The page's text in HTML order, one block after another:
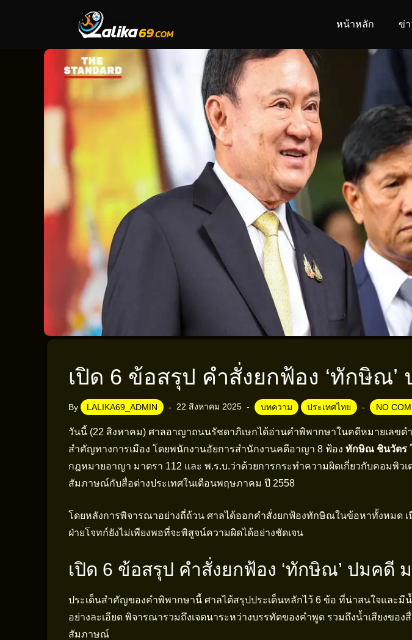
หน้าหลัก ข่
เปิด 6 ข้อสรุป คำสั่งยกฟ้อง ‘ทักษิณ’
By LALIKA69_ADMIN 22 สิงหาคม 2025 บทความ ประเทศไทย NO
วันนี้ (22 สิงหาคม) ศาลอาญาถนนรัชดาภิเษกได้อ่านคำพิพากษาในคดีหมายเลขด
สำคัญทางการเมือง โดยพนักงานอัยการสำนักงานคดีอาญา 8 ฟ้อง ทักษิณ ชินวัตร
กฎหมายอาญา มาตรา 112 และ พ.ร.บ.ว่าด้วยการกระทำความผิดเกี่ยวกับคอมพิวเ
สัมภาษณ์กับสื่อต่างประเทศในเดือนพฤษภาคม ปี 2558
โดยหลังการพิจารณาอย่างถี่ถ้วน ศาลได้ออกคำสั่งยกฟ้องทักษิณในข้อหาทั้งหมด
ฝ่ายโจทก์ยังไม่เพียงพอที่จะพิสูจน์ความผิดได้อย่างชัดเจน
เปิด 6 ข้อสรุป คำสั่งยกฟ้อง ‘ทักษิณ’ ปมคดี
ประเด็นสำคัญของคำพิพากษานี้ ศาลได้สรุปประเด็นหลักไว้ 6 ข้อ ที่น่าสนใจและ
อย่างละเอียด พิจารณารวมถึงเจตนาระหว่างบรรทัดของคำพูด รวมถึงน้ำเสียงของ
สัมภาษณ์